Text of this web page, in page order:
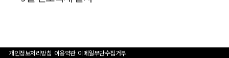
개인정보처리방침 이용약관 이메일무단수집거부